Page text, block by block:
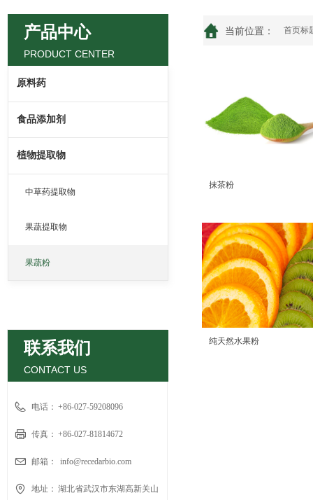
首页标
当前位置：
抹茶粉
纯天然水果粉
原料药
食品添加剂
植物提取物
中草药提取物
果蔬提取物
果蔬粉
产品中心
PRODUCT CENTER
联系我们
CONTACT US
电话： +86-027-59208096
传真： +86-027-81814672
邮箱： info@recedarbio.com
地址： 湖北省武汉市东湖高新关山